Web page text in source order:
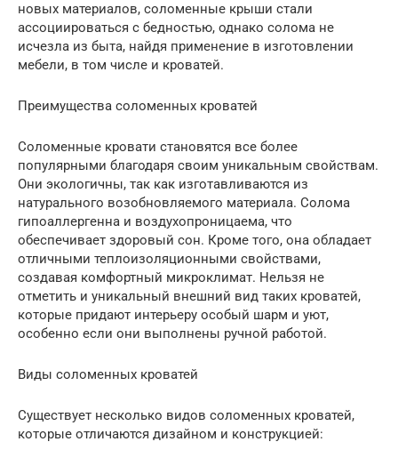
новых материалов, соломенные крыши стали
ассоциироваться с бедностью, однако солома не
исчезла из быта, найдя применение в изготовлении
мебели, в том числе и кроватей.
Преимущества соломенных кроватей
Соломенные кровати становятся все более
популярными благодаря своим уникальным свойствам.
Они экологичны, так как изготавливаются из
натурального возобновляемого материала. Солома
гипоаллергенна и воздухопроницаема, что
обеспечивает здоровый сон. Кроме того, она обладает
отличными теплоизоляционными свойствами,
создавая комфортный микроклимат. Нельзя не
отметить и уникальный внешний вид таких кроватей,
которые придают интерьеру особый шарм и уют,
особенно если они выполнены ручной работой.
Виды соломенных кроватей
Существует несколько видов соломенных кроватей,
которые отличаются дизайном и конструкцией: